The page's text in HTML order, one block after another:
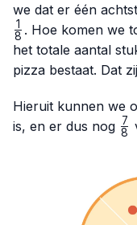
we dat er één
8
1 . Hoe komen we
het totale aantal
pizza bestaat. Dat
Hieruit kunnen we
is, en er dus nog 8
7